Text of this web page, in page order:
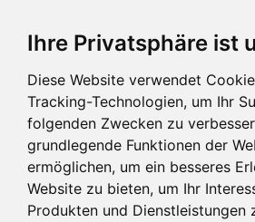
Ihre Privatsphäre ist
Diese Website verwendet
Tracking-Technologien, um Ihr
folgenden Zwecken zu
grundlegende Funktionen der
ermöglichen, um ein besseres
Website zu bieten, um Ihr
Produkten und Dienstleistungen